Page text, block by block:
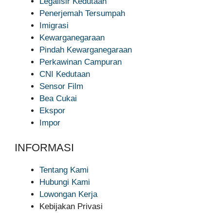
Penerjemah Tersumpah
Imigrasi
Kewarganegaraan
Pindah Kewarganegaraan
Perkawinan Campuran
CNI Kedutaan
Sensor Film
Bea Cukai
Ekspor
Impor
INFORMASI
Tentang Kami
Hubungi Kami
Lowongan Kerja
Kebijakan Privasi